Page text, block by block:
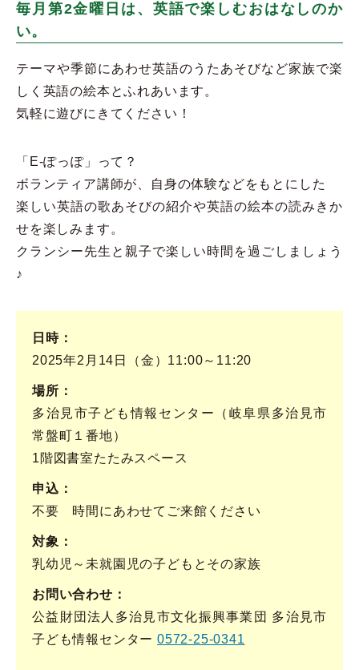
毎月第2金曜日は、英語で楽しむおはなしのか
い。
テーマや季節にあわせ英語のうたあそびなど家族で楽
しく英語の絵本とふれあいます。
気軽に遊びにきてください！
「E-ぽっぽ」って？
ボランティア講師が、自身の体験などをもとにした
楽しい英語の歌あそびの紹介や英語の絵本の読みきか
せを楽しみます。
クランシー先生と親子で楽しい時間を過ごしましょう
♪
日時
2025年2月14日（金）11:00～11:20
場所
多治見市子ども情報センター（岐阜県多治見市
常盤町１番地）
1階図書室たたみスペース
申込
不要 時間にあわせてご来館ください
対象
乳幼児～未就園児の子どもとその家族
お問い合わせ
公益財団法人多治見市文化振興事業団 多治見市
子ども情報センター 0572-25-0341